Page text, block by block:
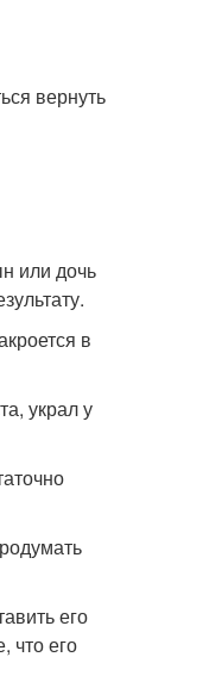
вернуть
или дочь
в
украл у
его
что его